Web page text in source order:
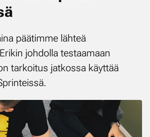
päätimme lähteä
johdolla testaamaan
tarkoitus jatkossa käyttää